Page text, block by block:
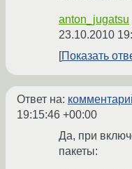
anton_jugatsu
23.10.2010
Показать
Ответ на:
19:15:46 +00:00
Да, при
пакеты: